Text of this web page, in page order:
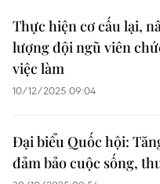
Thực hiện cơ cấu lại,
lượng đội ngũ viên
việc làm
10/12/2025 09:04
Đại biểu Quốc hội:
đảm bảo cuộc sống,